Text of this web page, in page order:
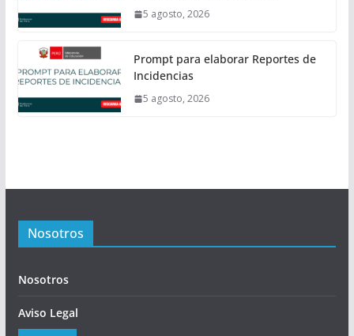
5 agosto, 2026
Prompt para elaborar Reportes de
Incidencias
5 agosto, 2026
Nosotros
Nosotros
Aviso Legal